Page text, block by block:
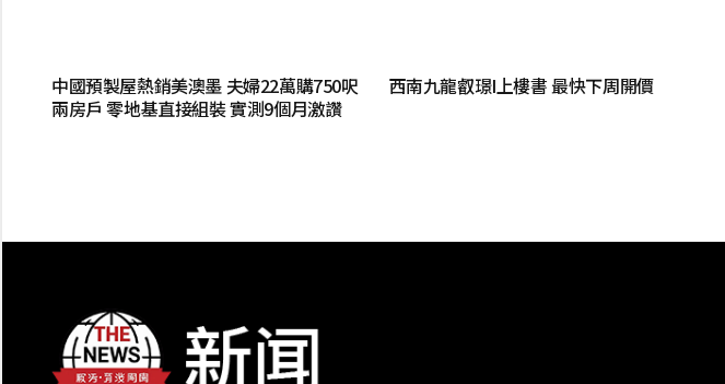
中國預製屋熱銷美澳墨 夫婦22萬購750呎
兩房戶 零地基直接組裝 實測9個月激讚
西南九龍叡璟I上樓書 最快下周開價